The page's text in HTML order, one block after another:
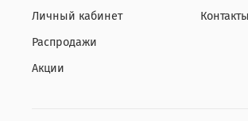
Личный кабинет
Распродажи
Акции
Контакты